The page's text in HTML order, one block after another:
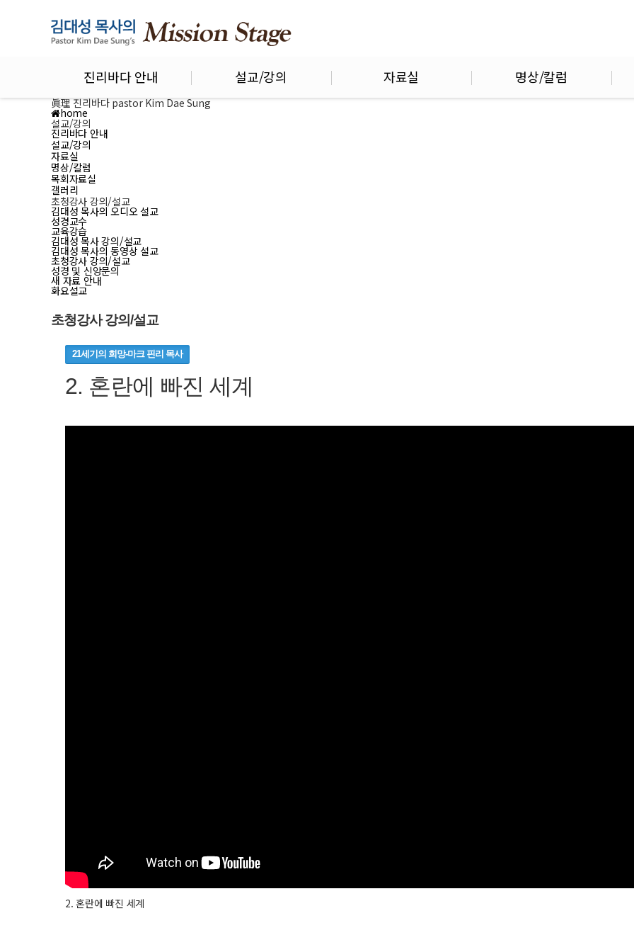
진리바다 안내 설교/강의 자료실 명상/칼럼
眞理 진리바다 pastor Kim Dae Sung
home
설교/강의
진리바다 안내
설교/강의
자료실
명상/칼럼
목회자료실
갤러리
초청강사 강의/설교
김대성 목사의 오디오 설교
성경교수
교육강습
김대성 목사 강의/설교
김대성 목사의 동영상 설교
초청강사 강의/설교
성경 및 신앙문의
새 자료 안내
화요설교
초청강사 강의/설교
21세기의 희망-마크 핀리 목사
2. 혼란에 빠진 세계
2. 혼란에 빠진 세계